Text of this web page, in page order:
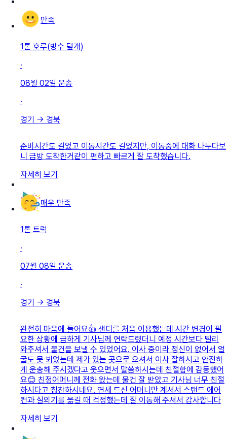
만족
1톤 호루(방수 덮개)
·
08월 02일 운송
·
경기 → 경북
준비시간도 길었고 이동시간도 길었지만, 이동중에 대화 나누다보
니 금방 도착한거같이 편하고 빠르게 잘 도착했습니다.
자세히 보기
매우 만족
1톤 트럭
·
07월 08일 운송
·
경기 → 경북
완전히 마음에 들어요👍 샌디를 처음 이용했는데 시간 변경이 필
요한 상황에 급하게 기사님께 연락드렸더니 예정 시간보다 빨리
와주셔서 물건을 보낼 수 있었어요. 이사 중이라 정신이 없어서 얼
굴도 못 뵈었는데 제가 있는 곳으로 오셔서 이사 잘하시고 안전하
게 운송해 주시겠다고 웃으면서 말씀하시는데 친절함에 감동했어
요😊 친정어머니께 전화 왔는데 물건 잘 받았고 기사님 너무 친절
하시다고 칭찬하시네요. 연세 드신 어머니만 계셔서 스탠드 에어
컨과 실외기를 옮길 때 걱정했는데 잘 이동해 주셔서 감사합니다
자세히 보기